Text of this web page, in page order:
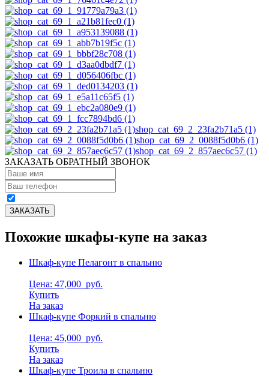
shop_cat_69_2_23fa2b71a5 (1)
shop_cat_69_2_0088f5d0b6 (1)
shop_cat_69_2_857aec6c57 (1)
ЗАКАЗАТЬ ОБРАТНЫЙ ЗВОНОК
Похожие шкафы-купе на заказ
Шкаф-купе Пелагонт в спальню
Цена: 47,000 руб.
Купить
На заказ
Шкаф-купе Форкий в спальню
Цена: 45,000 руб.
Купить
На заказ
Шкаф-купе Троила в спальню